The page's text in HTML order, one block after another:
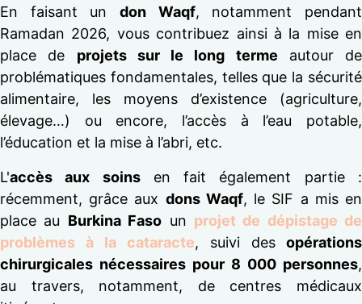
En faisant un don Waqf, notamment pendant
Ramadan 2026, vous contribuez ainsi à la mise en
place de projets sur le long terme autour de
problématiques fondamentales, telles que la sécurité
alimentaire, les moyens d’existence (agriculture,
élevage…) ou encore, l’accès à l’eau potable,
l’éducation et la mise à l’abri, etc.
L'accès aux soinsen fait également partie :
récemment, grâce aux dons Waqf, le SIF a mis en
place au Burkina Faso un projet de dépistage de
problèmes à la cataracte, suivi des opérations
chirurgicales nécessaires pour 8 000 personnes,
au travers, notamment, de centres médicaux